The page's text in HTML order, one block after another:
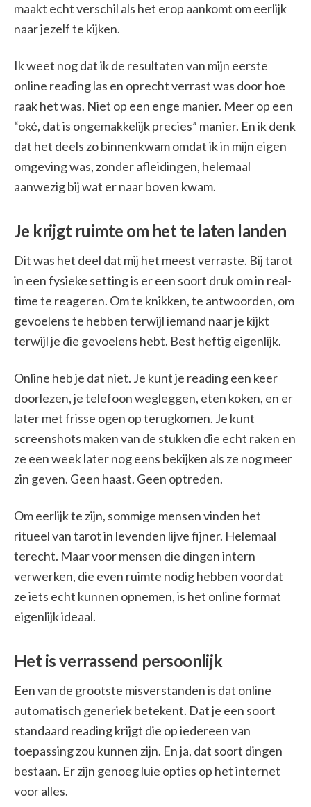
maakt echt verschil als het erop aankomt om eerlijk
naar jezelf te kijken.
Ik weet nog dat ik de resultaten van mijn eerste
online reading las en oprecht verrast was door hoe
raak het was. Niet op een enge manier. Meer op een
“oké, dat is ongemakkelijk precies” manier. En ik denk
dat het deels zo binnenkwam omdat ik in mijn eigen
omgeving was, zonder afleidingen, helemaal
aanwezig bij wat er naar boven kwam.
Je krijgt ruimte om het te laten landen
Dit was het deel dat mij het meest verraste. Bij tarot
in een fysieke setting is er een soort druk om in real-
time te reageren. Om te knikken, te antwoorden, om
gevoelens te hebben terwijl iemand naar je kijkt
terwijl je die gevoelens hebt. Best heftig eigenlijk.
Online heb je dat niet. Je kunt je reading een keer
doorlezen, je telefoon wegleggen, eten koken, en er
later met frisse ogen op terugkomen. Je kunt
screenshots maken van de stukken die echt raken en
ze een week later nog eens bekijken als ze nog meer
zin geven. Geen haast. Geen optreden.
Om eerlijk te zijn, sommige mensen vinden het
ritueel van tarot in levenden lijve fijner. Helemaal
terecht. Maar voor mensen die dingen intern
verwerken, die even ruimte nodig hebben voordat
ze iets echt kunnen opnemen, is het online format
eigenlijk ideaal.
Het is verrassend persoonlijk
Een van de grootste misverstanden is dat online
automatisch generiek betekent. Dat je een soort
standaard reading krijgt die op iedereen van
toepassing zou kunnen zijn. En ja, dat soort dingen
bestaan. Er zijn genoeg luie opties op het internet
voor alles.